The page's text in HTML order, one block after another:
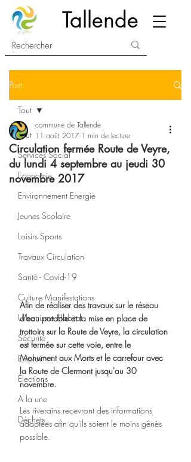
Tallende
Post
Tout
Services Social
Economie
Environnement Energie
Jeunes Scolaire
Loisirs Sports
Travaux Circulation
Santé - Covid-19
Culture Manifestations
Urbanisme Habitat
Sécurité
Emploi
Élections
A la une
Déchets
Tout
Circulation fermée Route de Veyre,
du lundi 4 septembre au jeudi 30
novembre 2017
commune de Tallende
11 août 2017 1 min de lecture
Afin de réaliser des travaux sur le réseau
d'eau potable et la mise en place de
trottoirs sur la Route de Veyre, la circulation
est fermée sur cette voie, entre le
Monument aux Morts et le carrefour avec
la Route de Clermont jusqu'au 30
novembre.
Les riverains recevront des informations
adaptées afin qu'ils soient le moins gênés
possible.